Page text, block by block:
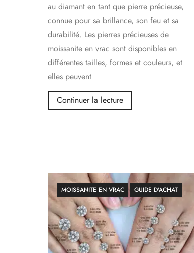
au diamant en tant que pierre précieuse,
connue pour sa brillance, son feu et sa
durabilité. Les pierres précieuses de
moissanite en vrac sont disponibles en
différentes tailles, formes et couleurs, et
elles peuvent
Continuer la lecture
MOISSANITE EN VRAC GUIDE D'ACHAT